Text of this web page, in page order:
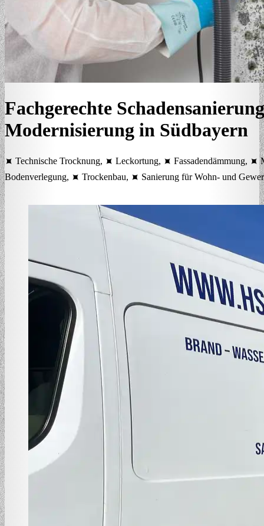
Fachgerechte
Modernisierung in Südbayern
⯍ Technische Trocknung, ⯍ Leckortung, ⯍ Fassadendämmung, ⯍
Bodenverlegung, ⯍ Trockenbau, ⯍ Sanierung für Wohn- und